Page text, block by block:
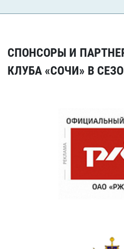
СПОНСОРЫ И
КЛУБА «СОЧИ» В